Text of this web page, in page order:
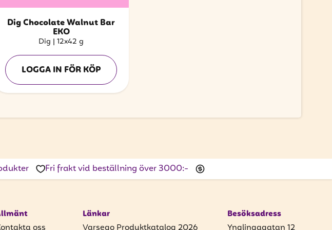
Dig Chocolate Walnut Bar
EKO
Dig | 12x42 g
LOGGA IN FÖR KÖP
Fri frakt vid beställning över 3000:-
Länkar
Besöksadress